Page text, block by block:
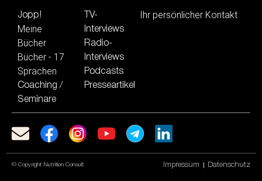
Jopp!
Meine
Bücher
Bücher - 17
Sprachen
Coaching /
Seminare
TV-
Interviews
Radio-
Interviews
Podcasts
Presseartikel
Ihr persönlicher Kontakt
© Copyright Nutrition Consult Impressum Datenschutz